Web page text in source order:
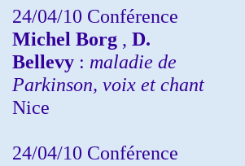
24/04/10 Conférence
Michel Borg , D.
Bellevy : maladie de
Parkinson, voix et chant
Nice
24/04/10 Conférence